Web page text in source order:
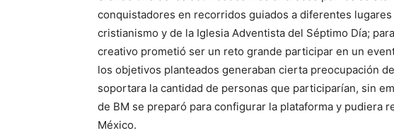
conquistadores en recorridos guiados a diferentes
cristianismo y de la Iglesia Adventista del Séptimo Día;
creativo prometió ser un reto grande participar en un
los objetivos planteados generaban cierta preocupación
soportara la cantidad de personas que participarían, sin
de BM se preparó para configurar la plataforma y pudiera
México.